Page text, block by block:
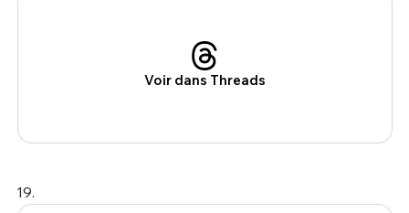
Voir dans Threads
19.